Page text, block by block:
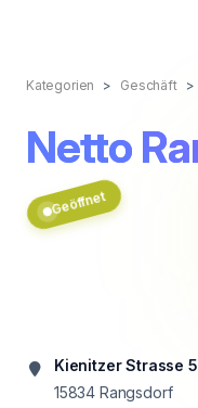
Kategorien Geschäft
Netto
Geöffnet
Kienitzer Strasse
15834 Rangsdorf